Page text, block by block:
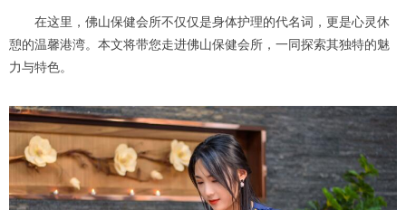
在这里，佛山保健会所不仅仅是身体护理的代名词，更是心灵休
憩的温馨港湾。本文将带您走进佛山保健会所，一同探索其独特的魅
力与特色。